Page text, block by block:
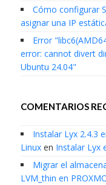
Cómo configurar
asignar una IP
Error
error: cannot divert
Ubuntu 24.04"
COMENTARIOS
Instalar Lyx 2.4.3
Linuxen Instalar Lyx
Migrar el
LVM_thin en